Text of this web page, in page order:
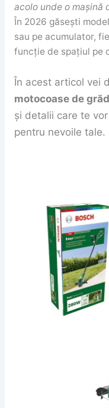
acolo unde o mașină
În 2026 găsești
sau pe acumulator,
funcție de spațiul pe
În acest articol vei
motocoase de
și detalii care te
pentru nevoile tale.